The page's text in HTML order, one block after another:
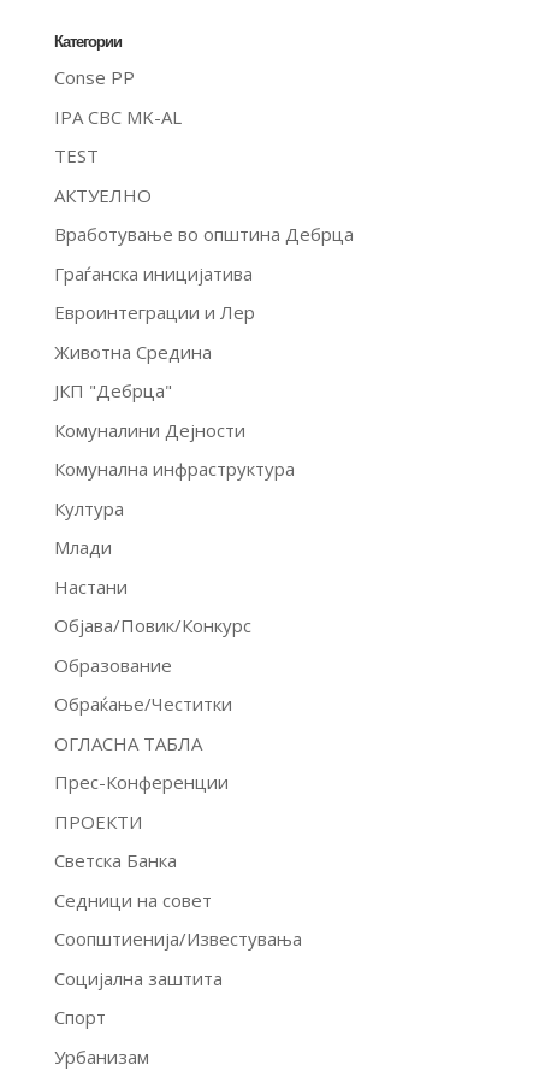
Категории
Conse PP
IPA CBC MK-AL
TEST
АКТУЕЛНО
Вработување во општина Дебрца
Граѓанска иницијатива
Евроинтеграции и Лер
Животна Средина
ЈКП "Дебрца"
Комуналини Дејности
Комунална инфраструктура
Култура
Млади
Настани
Објава/Повик/Конкурс
Образование
Обраќање/Честитки
ОГЛАСНА ТАБЛА
Прес-Конференции
ПРОЕКТИ
Светска Банка
Седници на совет
Соопштиенија/Известувања
Социјална заштита
Спорт
Урбанизам